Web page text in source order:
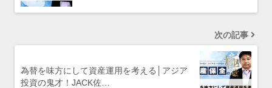
次の記事
為替を味方にして資産運用を考える│アジア
投資の鬼才！JACK佐…